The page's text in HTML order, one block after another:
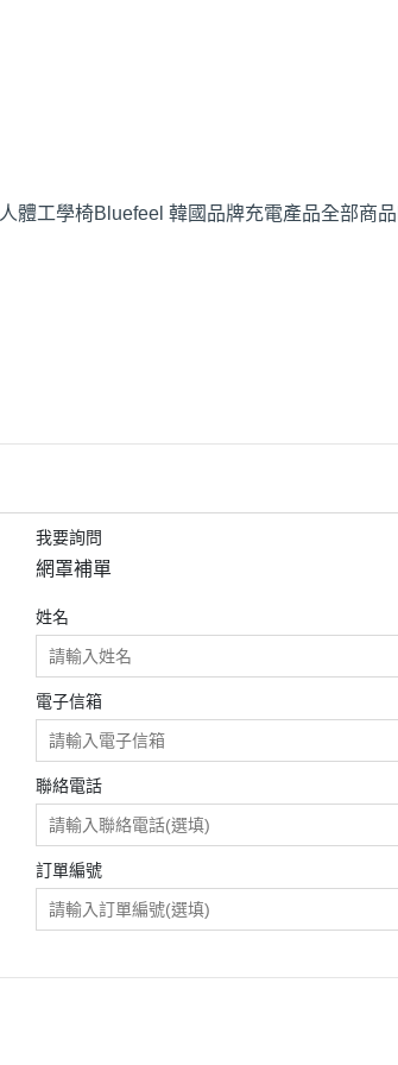
人體工學椅Bluefeel 韓國品牌充電產品全部商品
我要詢問
網罩補單
姓名
電子信箱
聯絡電話
訂單編號